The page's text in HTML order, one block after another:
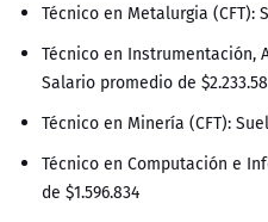
Técnico en Metalurgia (CFT):
Técnico en Instrumentación,
Salario promedio de
Técnico en Minería (CFT):
Técnico en Computación e
de $1.596.834